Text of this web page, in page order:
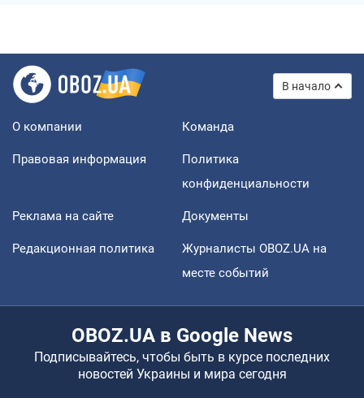
В начало
О компании Команда
Правовая информация
Политика
конфиденциальности
Реклама на сайте Документы
Редакционная политика
Журналисты OBOZ.UA на
месте событий
OBOZ.UA в Google News
Подписывайтесь, чтобы быть в курсе последних
новостей Украины и мира сегодня